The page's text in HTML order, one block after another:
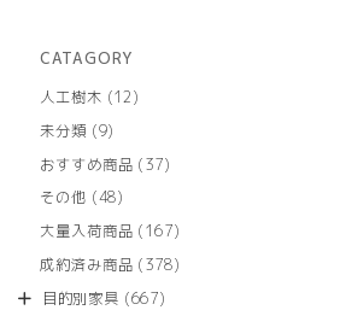
CATAGORY
人工樹木
1212
商
未分類 99
の
商
おすすめ商品 3737
商
その他 4848
の
商
大量入荷商品 167167
の
成約済み商品 378378
目的別家具 667667